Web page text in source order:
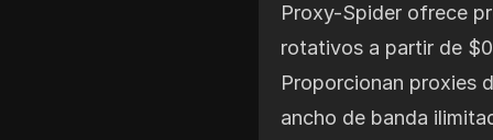
Proxy-Spider ofrece
rotativos a partir de
Proporcionan proxies
ancho de banda